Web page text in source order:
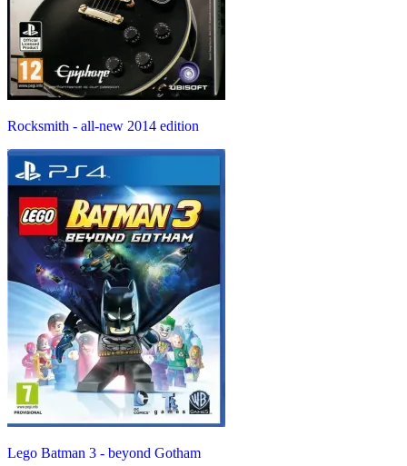
Rocksmith - all-new 2014 edition
Lego Batman 3 - beyond Gotham